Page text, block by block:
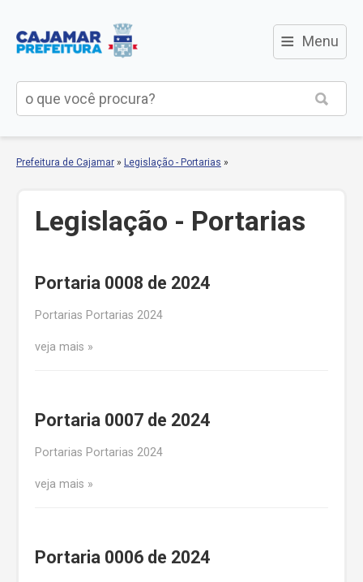
≡ Menu
Prefeitura de Cajamar » Legislação - Portarias »
Legislação - Portarias
Portaria 0008 de 2024
Portarias Portarias 2024
veja mais
Portaria 0007 de 2024
Portarias Portarias 2024
veja mais
Portaria 0006 de 2024